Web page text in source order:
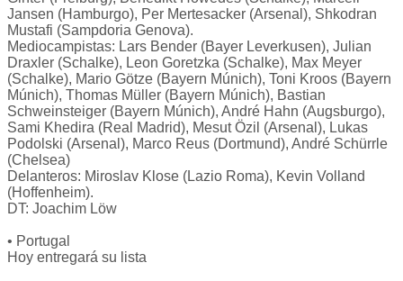
Jansen (Hamburgo), Per Mertesacker (Arsenal), Shkodran
Mustafi (Sampdoria Genova).
Mediocampistas: Lars Bender (Bayer Leverkusen), Julian
Draxler (Schalke), Leon Goretzka (Schalke), Max Meyer
(Schalke), Mario Götze (Bayern Múnich), Toni Kroos (Bayern
Múnich), Thomas Müller (Bayern Múnich), Bastian
Schweinsteiger (Bayern Múnich), André Hahn (Augsburgo),
Sami Khedira (Real Madrid), Mesut Özil (Arsenal), Lukas
Podolski (Arsenal), Marco Reus (Dortmund), André Schürrle
(Chelsea)
Delanteros: Miroslav Klose (Lazio Roma), Kevin Volland
(Hoffenheim).
DT: Joachim Löw
• Portugal
Hoy entregará su lista